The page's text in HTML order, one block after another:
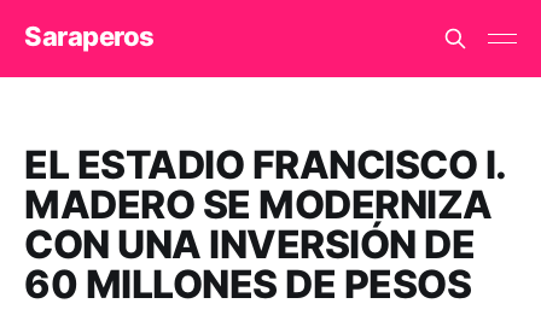
Saraperos
EL ESTADIO FRANCISCO I.
MADERO SE MODERNIZA
CON UNA INVERSIÓN DE
60 MILLONES DE PESOS